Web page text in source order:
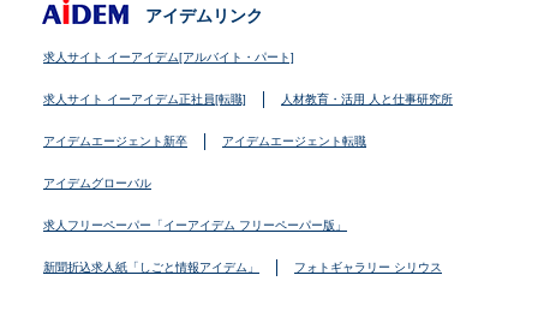
アイデムリンク
求人サイト イーアイデム[アルバイト・パート]
求人サイト イーアイデム正社員[転職] 人材教育・活用 人と仕事研究所
アイデムエージェント新卒 アイデムエージェント転職
アイデムグローバル
求人フリーペーパー「イーアイデム フリーペーパー版」
新聞折込求人紙「しごと情報アイデム」 フォトギャラリー シリウス